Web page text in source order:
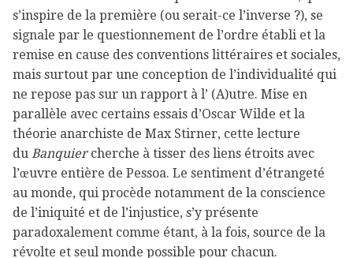
s’inspire de la première (ou serait-ce l’inverse ?), se
signale par le questionnement de l’ordre établi et la
remise en cause des conventions littéraires et sociales,
mais surtout par une conception de l’individualité qui
ne repose pas sur un rapport à l’ (A)utre. Mise en
parallèle avec certains essais d’Oscar Wilde et la
théorie anarchiste de Max Stirner, cette lecture
du Banquiercherche à tisser des liens étroits avec
l’œuvre entière de Pessoa. Le sentiment d’étrangeté
au monde, qui procède notamment de la conscience
de l’iniquité et de l’injustice, s’y présente
paradoxalement comme étant, à la fois, source de la
révolte et seul monde possible pour chacun.